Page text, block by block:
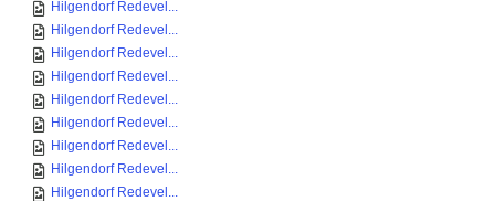
Hilgendorf Redevel...
Hilgendorf Redevel...
Hilgendorf Redevel...
Hilgendorf Redevel...
Hilgendorf Redevel...
Hilgendorf Redevel...
Hilgendorf Redevel...
Hilgendorf Redevel...
Hilgendorf Redevel...